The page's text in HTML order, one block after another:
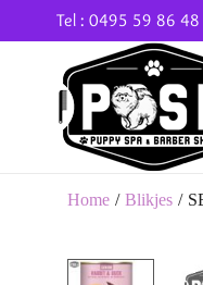
Tel : 0495 59 86 48
Home / Blikjes /